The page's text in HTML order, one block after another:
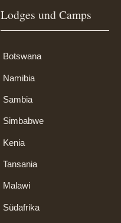
Lodges und Camps
Botswana
Namibia
Sambia
Simbabwe
Kenia
Tansania
Malawi
Südafrika